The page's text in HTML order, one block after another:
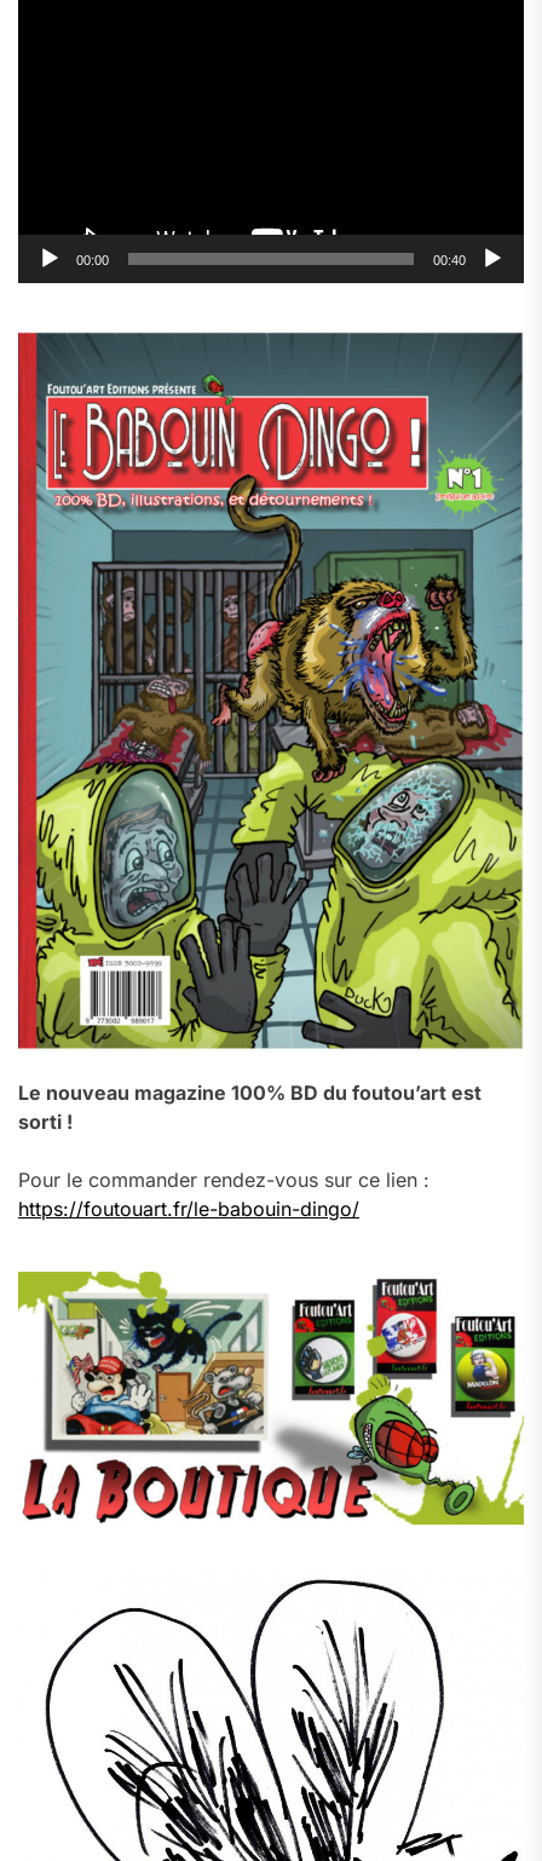
00:00 00:40
Le nouveau magazine 100% BD du foutou’art est
sorti !
Pour le commander rendez-vous sur ce lien :
https://foutouart.fr/le-babouin-dingo/